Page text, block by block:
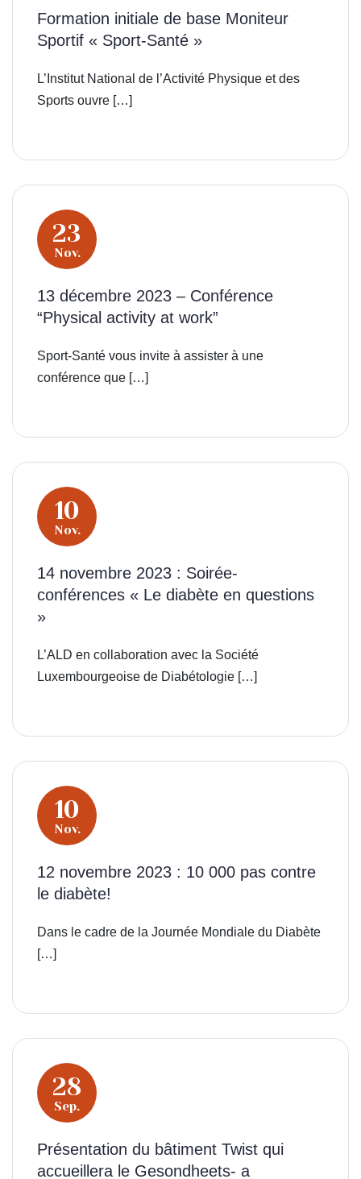
Formation initiale de base Moniteur
Sportif « Sport-Santé »
L’Institut National de l’Activité Physique et des
Sports ouvre […]
23
Nov.
13 décembre 2023 – Conférence
“Physical activity at work”
Sport-Santé vous invite à assister à une
conférence que […]
10
Nov.
14 novembre 2023 : Soirée-
conférences « Le diabète en questions
»
L’ALD en collaboration avec la Société
Luxembourgeoise de Diabétologie […]
10
Nov.
12 novembre 2023 : 10 000 pas contre
le diabète!
Dans le cadre de la Journée Mondiale du Diabète
[…]
28
Sep.
Présentation du bâtiment Twist qui
accueillera le Gesondheets- a